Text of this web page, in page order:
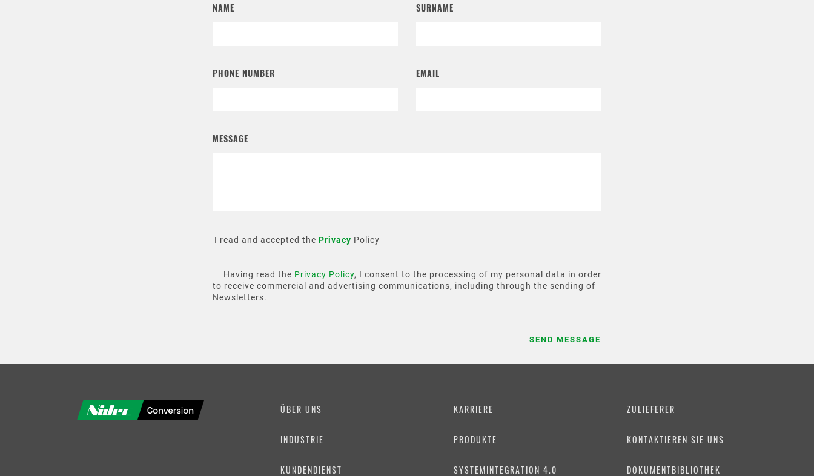
NAME SURNAME
PHONE NUMBER EMAIL
MESSAGE
I read and accepted the Privacy Policy
Having read the Privacy Policy, I consent to the processing of my personal data in order
to receive commercial and advertising communications, including through the sending of
Newsletters.
ÜBER UNS KARRIERE ZULIEFERER
INDUSTRIE PRODUKTE KONTAKTIEREN SIE UNS
KUNDENDIENST SYSTEMINTEGRATION 4.0 DOKUMENTBIBLIOTHEK